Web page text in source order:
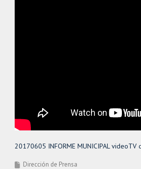
20170605 INFORME MUNICIPAL videoTV
Dirección de Prensa